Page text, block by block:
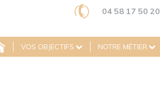
04 58 17 50 20
VOS OBJECTIFS NOTRE MÉTIER